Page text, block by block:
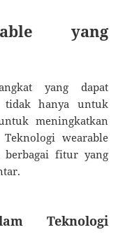
yang
yang dapat
tidak hanya untuk
meningkatkan
wearable
berbagai fitur yang
Teknologi